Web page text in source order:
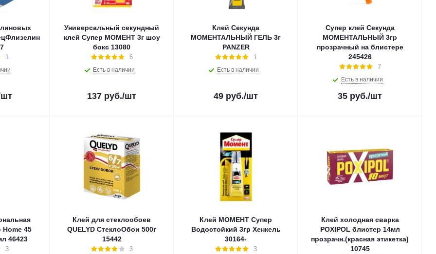
1
Универсальный секундный
клей Супер МОМЕНТ 3г шоу
бокс 13080
6
Есть в наличии
137 руб./шт
Клей Секунда
МОМЕНТАЛЬНЫЙ ГЕЛЬ 3г
PANZER
1
Есть в наличии
49 руб./шт
Супер клей Секунда
МОМЕНТАЛЬНЫЙ 3гр
прозрачный на блистере
245426
7
Есть в наличии
35 руб./шт
Home 45
всесезон 1000мл 46423
3
Клей для стеклообоев
QUELYD СтеклоОбои 500г
15442
3
Клей МОМЕНТ Супер
Водостойкий 3гр Хенкель
30164-
3
Клей холодная сварка
POXIPOL блистер 14мл
прозрачн.(красная этикетка)
10745